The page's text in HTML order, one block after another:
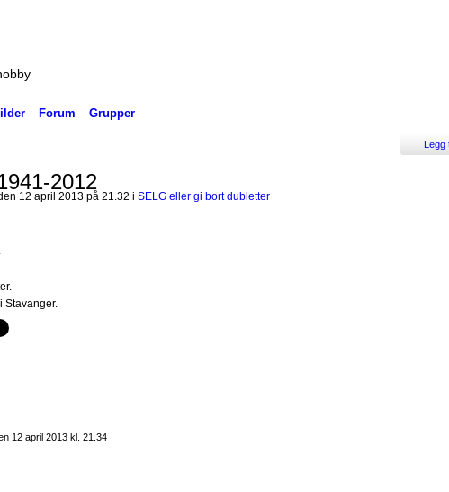
Forum Grupper
Legg
2012
12 april 2013 på 21.32 i SELG eller gi bort dubletter
Stavanger.
12 april 2013 kl. 21.34